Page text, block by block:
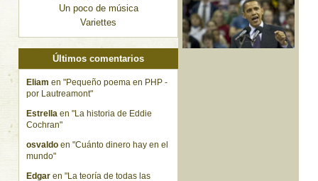
Un poco de música
Variettes
Últimos comentarios
Eliam en "Pequeño poema en PHP -
por Lautreamont"
Estrella en "La historia de Eddie
Cochran"
osvaldo en "Cuánto dinero hay en el
mundo"
Edgar en "La teoría de todas las